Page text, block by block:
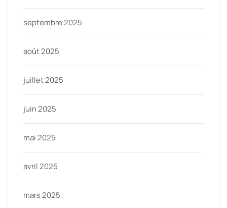
septembre 2025
août 2025
juillet 2025
juin 2025
mai 2025
avril 2025
mars 2025